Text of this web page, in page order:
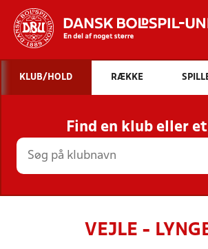
INDHOLD
STILLINGER, RESULTATER,
HOLD
KLUB/HOLD RÆKKE
Find en klub eller
VEJLE -